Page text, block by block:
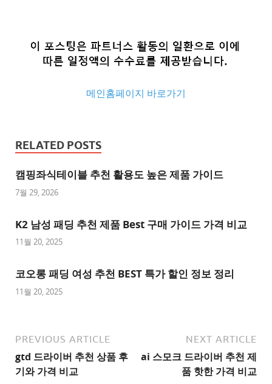
메인홈페이지 바로가기
사
이
트
천
사
트
1
사
이
트
RELATED POSTS
캠핑좌식테이블 추천 활용도 높은 제품 가이드
7월 29, 2026
K2 남성 패딩 추천 제품 Best 구매 가이드 가격 비교
11월 20, 2025
코오롱 패딩 여성 추천 BEST 특가 할인 정보 정리
11월 20, 2025
PREVIOUS ARTICLE
gtd 드라이버 추천 상품 후
기와 가격 비교
NEXT ARTICLE
ai 스모크 드라이버 추천 제
품 핫한 가격 비교